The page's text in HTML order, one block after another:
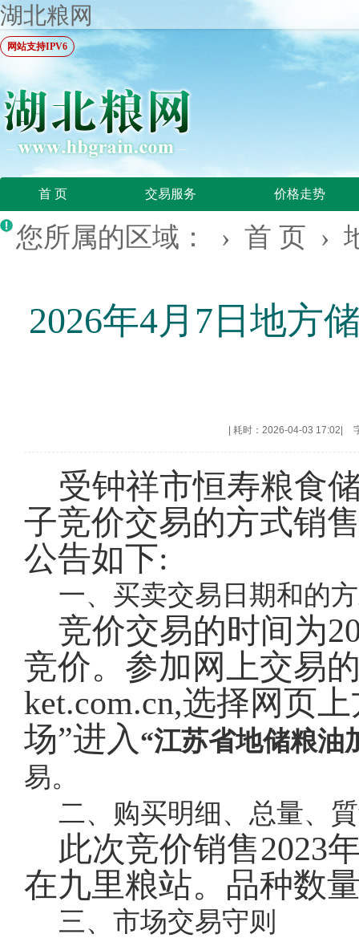
湖北粮网
网站支持IPV6
首 页 交易服务 价格走势
您所属的区域： › 首 页 ›
2026年4月7日地方
耗时：2026-04-03 17:02
受钟祥市恒寿粮食
子竞价交易的方式销
公告如下:
一、买卖交易日期和的
竞价交易的时间为
竞价。参加网上交易
ket.com.cn,选择网页
场”进入 “江苏省地储粮油
易。
二、购买明细、总量、
此次竞价销售2023
在九里粮站。品种数
三、市场交易守则